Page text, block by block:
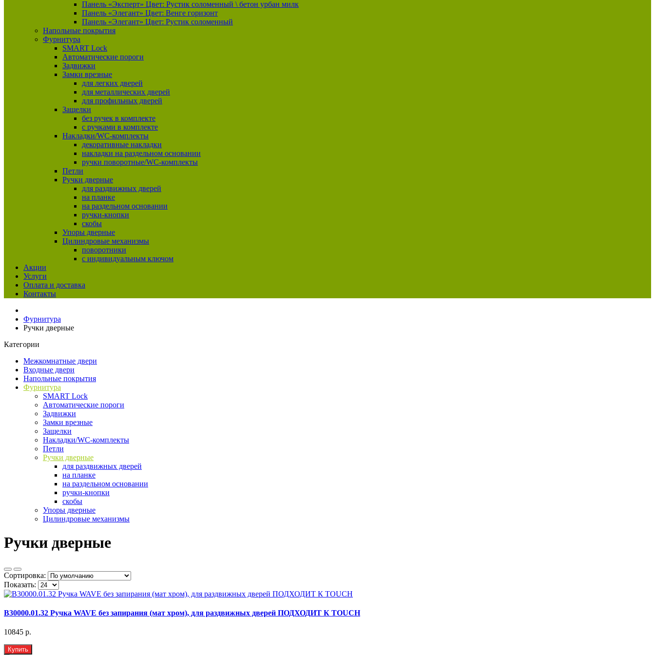
Панель «Эксперт» Цвет: Рустик соломенный \ бетон урбан милк
Панель «Элегант» Цвет: Венге горизонт
Панель «Элегант» Цвет: Рустик соломенный
Напольные покрытия
Фурнитура
SMART Lock
Автоматические пороги
Задвижки
Замки врезные
для легких дверей
для металлических дверей
для профильных дверей
Защелки
без ручек в комплекте
с ручками в комплекте
Накладки/WC-комплекты
декоративные накладки
накладки на раздельном основании
ручки поворотные/WC-комплекты
Петли
Ручки дверные
для раздвижных дверей
на планке
на раздельном основании
ручки-кнопки
скобы
Упоры дверные
Цилиндровые механизмы
поворотники
с индивидуальным ключом
Акции
Услуги
Оплата и доставка
Контакты
Фурнитура
Ручки дверные
Категории
Межкомнатные двери
Входные двери
Напольные покрытия
Фурнитура
SMART Lock
Автоматические пороги
Задвижки
Замки врезные
Защелки
Накладки/WC-комплекты
Петли
Ручки дверные
для раздвижных дверей
на планке
на раздельном основании
ручки-кнопки
скобы
Упоры дверные
Цилиндровые механизмы
Ручки дверные
Сортировка:
Показать:
B30000.01.32 Ручка WAVE без запирания (мат хром), для раздвижных дверей ПОДХОДИТ К TOUCH
10845 р.
Купить